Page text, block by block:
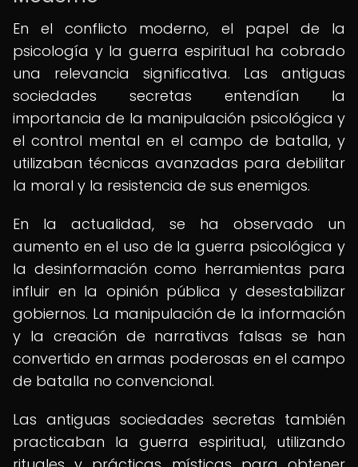
En el conflicto moderno, el papel de la
psicología y la guerra espiritual ha cobrado
una relevancia significativa. Las antiguas
sociedades secretas entendían la
importancia de la manipulación psicológica y
el control mental en el campo de batalla, y
utilizaban técnicas avanzadas para debilitar
la moral y la resistencia de sus enemigos.
En la actualidad, se ha observado un
aumento en el uso de la guerra psicológica y
la desinformación como herramientas para
influir en la opinión pública y desestabilizar
gobiernos. La manipulación de la información
y la creación de narrativas falsas se han
convertido en armas poderosas en el campo
de batalla no convencional.
Las antiguas sociedades secretas también
practicaban la guerra espiritual, utilizando